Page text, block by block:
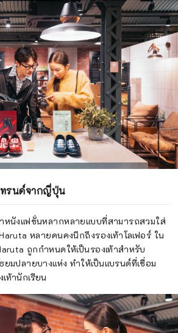
ทรนด์จากญี่ปุ่น
หนังแฟชั่นหลากหลายแบบที่สามารถสวมใส่
หลายคนคงนึกถึงรองเท้าโลเฟอร์ ใน
ถูกกำหนดให้เป็นรองเท้าสำหรับ
ยมปลายบางแห่ง ทำให้เป็นแบรนด์ที่เชื่อม
ท้านักเรียน